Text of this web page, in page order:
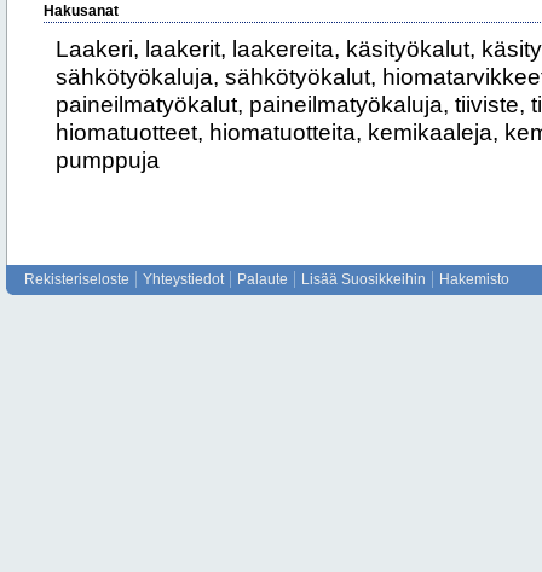
Hakusanat
Laakeri, laakerit, laakereita, käsityökalut,
sähkötyökaluja, sähkötyökalut,
paineilmatyökalut, paineilmatyökaluja, tiiviste,
hiomatuotteet, hiomatuotteita, kemikaaleja,
pumppuja
Rekisteriseloste Yhteystiedot Palaute Lisää Suosikkeihin Hakemisto